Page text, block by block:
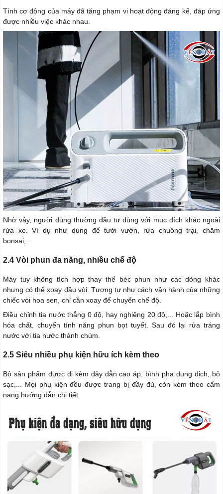
Tính cơ động của máy đã tăng phạm vi hoạt động đáng kể, đáp ứng
được nhiều việc khác nhau.
Nhờ vậy, người dùng thường đầu tư dùng với mục đích khác ngoài
rửa xe. Ví dụ như dùng để tưới vườn, rửa chuồng trại, chăm
bonsai,...
2.4 Vòi phun đa năng, nhiều chế độ
Máy tuy không tích hợp thay thế béc phun như các dòng khác
nhưng có thể xoay đầu vòi. Tương tự như cách vận hành của những
chiếc vòi hoa sen, chỉ cần xoay để chuyển chế độ.
Điều chỉnh tia nước thẳng 0 độ, hay nghiêng 20 độ,... Hoặc lắp bình
hóa chất, chuyển tính năng phun bọt tuyết. Sau đó lại rửa tráng
nước với tia nước thành chùm.
2.5 Siêu nhiều phụ kiện hữu ích kèm theo
Bộ sản phẩm được đi kèm dây dẫn cao áp, bình pha dung dịch, bộ
sạc,... Mọi phụ kiện đều được trang bị đầy đủ, còn kèm theo cẩm
nang hướng dẫn chi tiết.